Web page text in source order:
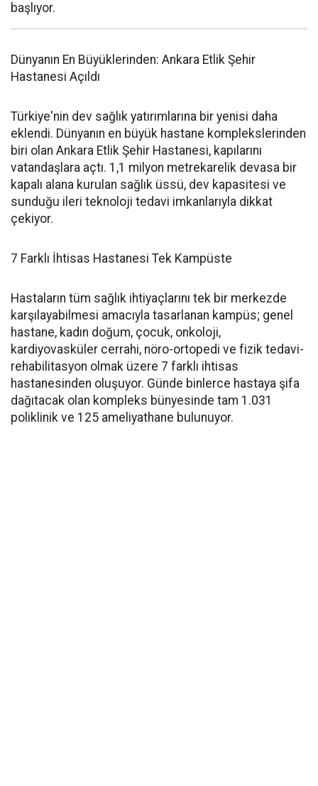
başlıyor.
Dünyanın En Büyüklerinden: Ankara Etlik Şehir
Hastanesi Açıldı
Türkiye'nin dev sağlık yatırımlarına bir yenisi daha
eklendi. Dünyanın en büyük hastane komplekslerinden
biri olan Ankara Etlik Şehir Hastanesi, kapılarını
vatandaşlara açtı. 1,1 milyon metrekarelik devasa bir
kapalı alana kurulan sağlık üssü, dev kapasitesi ve
sunduğu ileri teknoloji tedavi imkanlarıyla dikkat
çekiyor.
7 Farklı İhtisas Hastanesi Tek Kampüste
Hastaların tüm sağlık ihtiyaçlarını tek bir merkezde
karşılayabilmesi amacıyla tasarlanan kampüs; genel
hastane, kadın doğum, çocuk, onkoloji,
kardiyovasküler cerrahi, nöro-ortopedi ve fizik tedavi-
rehabilitasyon olmak üzere 7 farklı ihtisas
hastanesinden oluşuyor. Günde binlerce hastaya şifa
dağıtacak olan kompleks bünyesinde tam 1.031
poliklinik ve 125 ameliyathane bulunuyor.